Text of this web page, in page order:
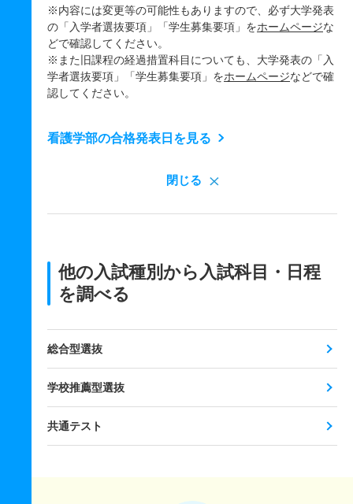
※内容には変更等の可能性もありますので、必ず大学発表
の「入学者選抜要項」「学生募集要項」をホームページな
どで確認してください。
※また旧課程の経過措置科目についても、大学発表の「入
学者選抜要項」「学生募集要項」をホームページなどで確
認してください。
看護学部の合格発表日を見る
閉じる
他の入試種別から入試科目・日程
を調べる
総合型選抜
学校推薦型選抜
共通テスト